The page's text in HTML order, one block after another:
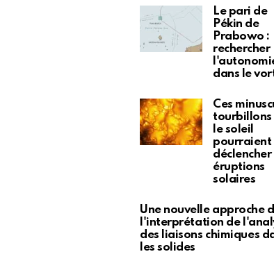
Le pari de
Pékin de
Prabowo :
rechercher
dans le
Ces
tourbillons
le soleil
pourraient
déclencher
éruptions
solaires
Une nouvelle approche
l'interprétation de
des liaisons chimiques
les solides